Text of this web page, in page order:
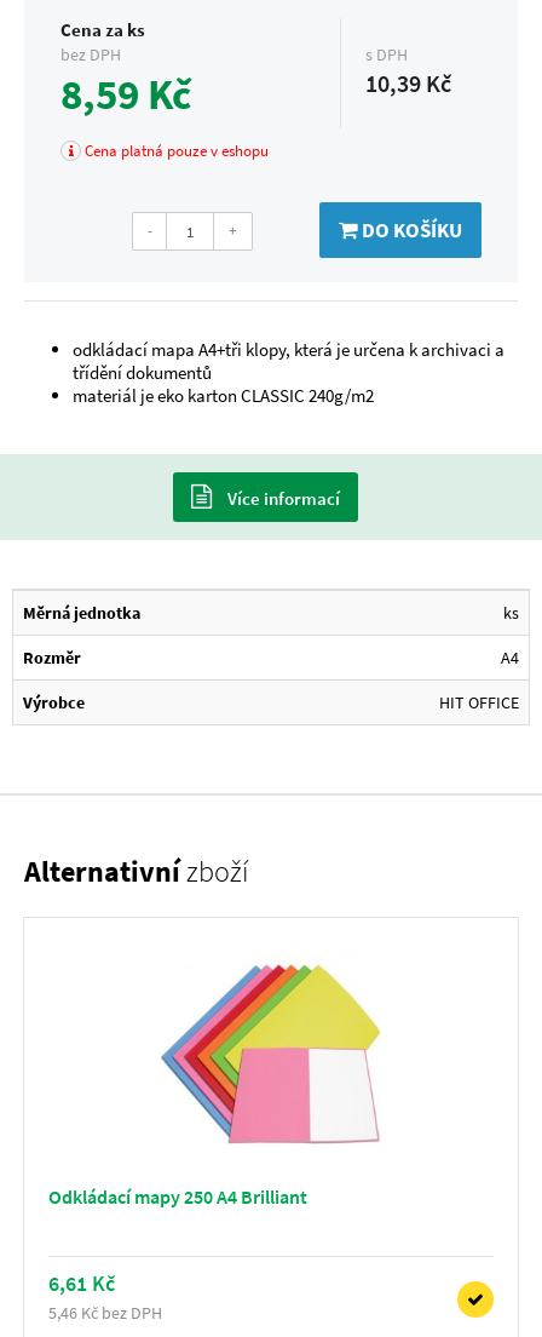
Cena za ks
bez DPH
8,59 Kč
s DPH
10,39 Kč
Cena platná pouze v eshopu
- + DO KOŠÍKU
odkládací mapa A4+tři klopy, která je určena k archivaci a
třídění dokumentů
materiál je eko karton CLASSIC 240g/m2
Více informací
Měrná jednotka ks
Rozměr A4
Výrobce HIT OFFICE
Alternativnízboží
Odkládací mapy 250 A4 Brilliant
6,61 Kč
5,46 Kč bez DPH